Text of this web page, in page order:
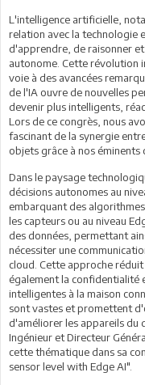
L'intelligence artificielle,
relation avec la technologie
d'apprendre, de raisonner
autonome. Cette révolution
voie à des avancées
de l'IA ouvre de nouvelles
devenir plus intelligents,
Lors de ce congrès, nous
fascinant de la synergie
objets grâce à nos éminents
Dans le paysage
décisions autonomes au
embarquant des
les capteurs ou au niveau
des données, permettant
nécessiter une
cloud. Cette approche
également la confidentialité
intelligentes à la maison
sont vastes et promettent
d'améliorer les appareils du
Ingénieur et Directeur
cette thématique dans sa
sensor level with Edge AI".